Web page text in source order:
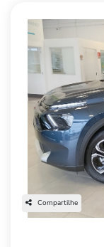
Compartilhe